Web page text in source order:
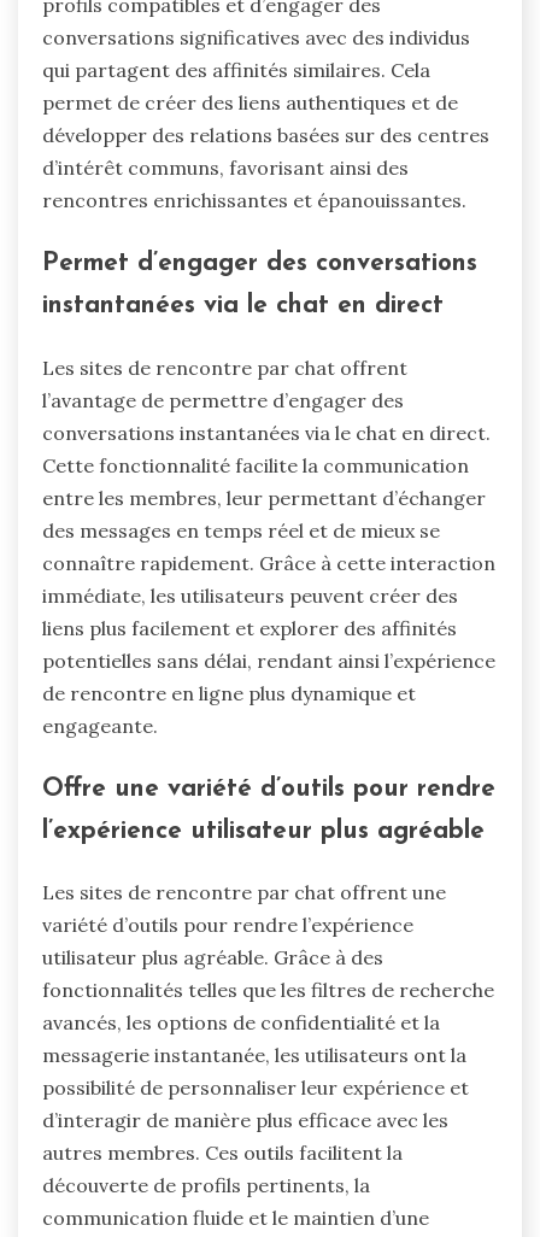
profils compatibles et d’engager des
conversations significatives avec des individus
qui partagent des affinités similaires. Cela
permet de créer des liens authentiques et de
développer des relations basées sur des centres
d’intérêt communs, favorisant ainsi des
rencontres enrichissantes et épanouissantes.
Permet d’engager des conversations
instantanées via le chat en direct
Les sites de rencontre par chat offrent
l’avantage de permettre d’engager des
conversations instantanées via le chat en direct.
Cette fonctionnalité facilite la communication
entre les membres, leur permettant d’échanger
des messages en temps réel et de mieux se
connaître rapidement. Grâce à cette interaction
immédiate, les utilisateurs peuvent créer des
liens plus facilement et explorer des affinités
potentielles sans délai, rendant ainsi l’expérience
de rencontre en ligne plus dynamique et
engageante.
Offre une variété d’outils pour rendre
l’expérience utilisateur plus agréable
Les sites de rencontre par chat offrent une
variété d’outils pour rendre l’expérience
utilisateur plus agréable. Grâce à des
fonctionnalités telles que les filtres de recherche
avancés, les options de confidentialité et la
messagerie instantanée, les utilisateurs ont la
possibilité de personnaliser leur expérience et
d’interagir de manière plus efficace avec les
autres membres. Ces outils facilitent la
découverte de profils pertinents, la
communication fluide et le maintien d’une